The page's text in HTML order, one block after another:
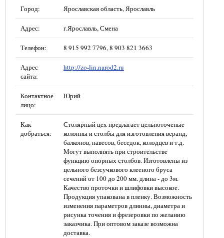
Город: Ярославская область, Ярославль
Адрес: г.Ярославль, Смена
Телефон: 8 915 992 7796, 8 903 821 3663
Адрес
сайта:
http://zo-lin.narod2.ru
Контактное
лицо:
Юрий
Как
добраться:
Столярный цех предлагает цельноточеные
колонны и столбы для изготовления веранд,
балконов, навесов, беседок, колодцев и т.д.
Могут выполнять при строительстве
функцию опорных столбов. Изготовлены из
цельного безсучкового клееного бруса
сечений от 100 до 200 мм. длина - до 3м.
Качество проточки и шлифовки высокое.
Продукция упакована в пленку. Возможность
изменения параметров длинны, диаметра и
рисунка точения и фрезеровки по желанию
заказчика. При оптовом заказе возможна
доставка.